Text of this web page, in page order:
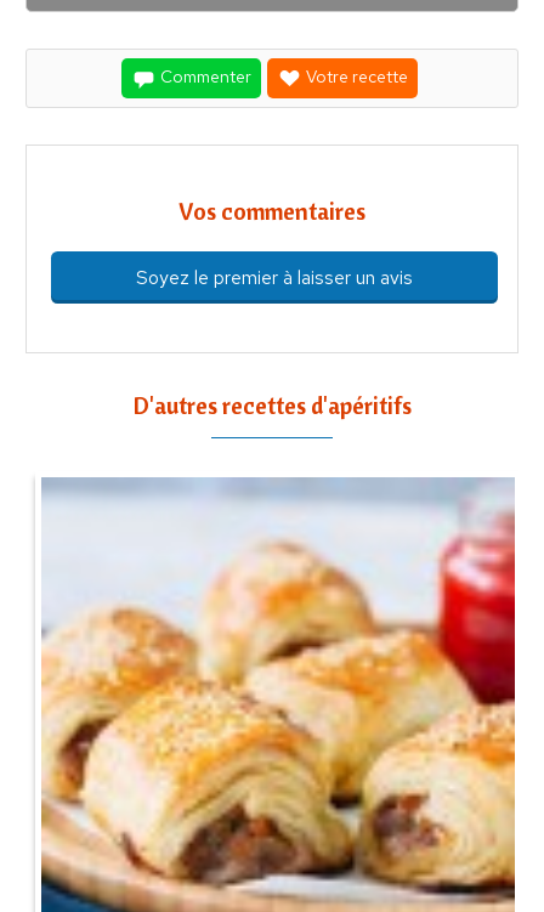
Commenter Votre recette
Vos commentaires
Soyez le premier à laisser un avis
D'autres recettes d'apéritifs